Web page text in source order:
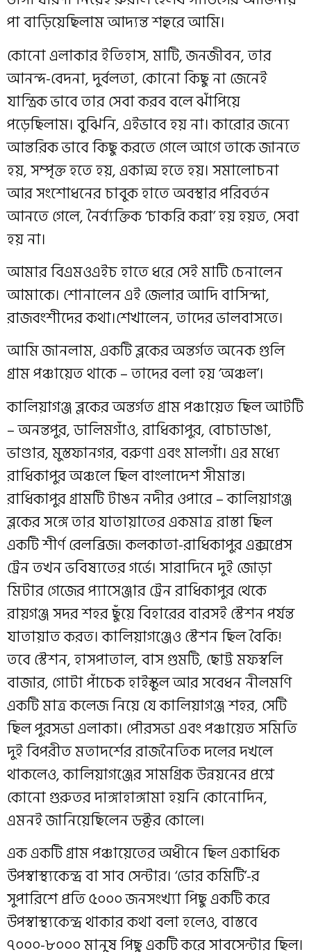
পা বাড়িয়েছিলাম আদ্যন্ত শহুরে আমি।
কোনো এলাকার ইতিহাস, মাটি, জনজীবন, তার
আনন্দ-বেদনা, দুর্বলতা, কোনো কিছু না জেনেই
যান্ত্রিক ভাবে তার সেবা করব বলে ঝাঁপিয়ে
পড়েছিলাম। বুঝিনি, এইভাবে হয় না। কারোর জন্যে
আন্তরিক ভাবে কিছু করতে গেলে আগে তাকে জানতে
হয়, সম্পৃক্ত হতে হয়, একাত্ম হতে হয়। সমালোচনা
আর সংশোধনের চাবুক হাতে অবস্থার পরিবর্তন
আনতে গেলে, নৈর্ব্যক্তিক ‘চাকরি করা’ হয় হয়ত, সেবা
হয় না।
আমার বিএমওএইচ হাতে ধরে সেই মাটি চেনালেন
আমাকে। শোনালেন এই জেলার আদি বাসিন্দা,
রাজবংশীদের কথা।শেখালেন, তাদের ভালবাসতে।
আমি জানলাম, একটি ব্লকের অন্তর্গত অনেক গুলি
গ্রাম পঞ্চায়েত থাকে – তাদের বলা হয় ‘অঞ্চল’।
কালিয়াগঞ্জ ব্লকের অন্তর্গত গ্রাম পঞ্চায়েত ছিল আটটি
– অনন্তপুর, ডালিমগাঁও, রাধিকাপুর, বোচাডাঙা,
ভাণ্ডার, মুস্তফানগর, বরুণা এবং মালগাঁ। এর মধ্যে
রাধিকাপুর অঞ্চলে ছিল বাংলাদেশ সীমান্ত।
রাধিকাপুর গ্রামটি টাঙন নদীর ওপারে – কালিয়াগঞ্জ
ব্লকের সঙ্গে তার যাতায়াতের একমাত্র রাস্তা ছিল
একটি শীর্ণ রেলব্রিজ। কলকাতা-রাধিকাপুর এক্সপ্রেস
ট্রেন তখন ভবিষ্যতের গর্ভে। সারাদিনে দুই জোড়া
মিটার গেজের প্যাসেঞ্জার ট্রেন রাধিকাপুর থেকে
রায়গঞ্জ সদর শহর ছুঁয়ে বিহারের বারসই স্টেশন পর্যন্ত
যাতায়াত করত। কালিয়াগঞ্জেও স্টেশন ছিল বৈকি!
তবে স্টেশন, হাসপাতাল, বাস গুমটি, ছোট্ট মফস্বলি
বাজার, গোটা পাঁচেক হাইস্কুল আর সবেধন নীলমণি
একটি মাত্র কলেজ নিয়ে যে কালিয়াগঞ্জ শহর, সেটি
ছিল পুরসভা এলাকা। পৌরসভা এবং পঞ্চায়েত সমিতি
দুই বিপরীত মতাদর্শের রাজনৈতিক দলের দখলে
থাকলেও, কালিয়াগঞ্জের সামগ্রিক উন্নয়নের প্রশ্নে
কোনো গুরুতর দাঙ্গাহাঙ্গামা হয়নি কোনোদিন,
এমনই জানিয়েছিলেন ডক্টর কোলে।
এক একটি গ্রাম পঞ্চায়েতের অধীনে ছিল একাধিক
উপস্বাস্থ্যকেন্দ্র বা সাব সেন্টার। ‘ভোর কমিটি’-র
সুপারিশে প্রতি ৫০০০ জনসংখ্যা পিছু একটি করে
উপস্বাস্থ্যকেন্দ্র থাকার কথা বলা হলেও, বাস্তবে
৭০০০-৮০০০ মানুষ পিছু একটি করে সাবসেন্টার ছিল।